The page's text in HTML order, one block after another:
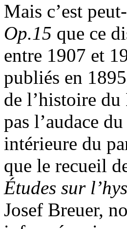
Mais c’est
Op.15 que ce
entre 1907 et
publiés en
de l’histoire du
pas l’audace
intérieure du
que le recueil
Études sur
Josef Breuer,